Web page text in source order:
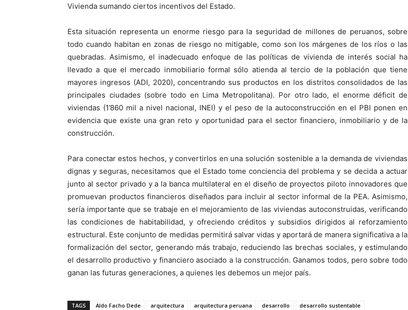
Vivienda sumando ciertos incentivos del Estado.
Esta situación representa un enorme riesgo para la seguridad de millones de peruanos, sobre
todo cuando habitan en zonas de riesgo no mitigable, como son los márgenes de los ríos o las
quebradas. Asimismo, el inadecuado enfoque de las políticas de vivienda de interés social ha
llevado a que el mercado inmobiliario formal sólo atienda al tercio de la población que tiene
mayores ingresos (ADI, 2020), concentrando sus productos en los distritos consolidados de las
principales ciudades (sobre todo en Lima Metropolitana). Por otro lado, el enorme déficit de
viviendas (1’860 mil a nivel nacional, INEI) y el peso de la autoconstrucción en el PBI ponen en
evidencia que existe una gran reto y oportunidad para el sector financiero, inmobiliario y de la
construcción.
Para conectar estos hechos, y convertirlos en una solución sostenible a la demanda de viviendas
dignas y seguras, necesitamos que el Estado tome conciencia del problema y se decida a actuar
junto al sector privado y a la banca multilateral en el diseño de proyectos piloto innovadores que
promuevan productos financieros diseñados para incluir al sector informal de la PEA. Asimismo,
sería importante que se trabaje en el mejoramiento de las viviendas autoconstruidas, verificando
las condiciones de habitabilidad, y ofreciendo créditos y subsidios dirigidos al reforzamiento
estructural. Este conjunto de medidas permitirá salvar vidas y aportará de manera significativa a la
formalización del sector, generando más trabajo, reduciendo las brechas sociales, y estimulando
el desarrollo productivo y financiero asociado a la construcción. Ganamos todos, pero sobre todo
ganan las futuras generaciones, a quienes les debemos un mejor país.
TAGS Aldo Facho Dede arquitectura arquitectura peruana desarrollo
desarrollo sustentable